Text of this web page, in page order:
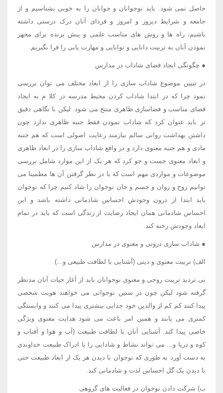
حاصل نمی شود. باید نوجوانان و جوانان را به خوبی بشناسیم و از
جامعه و شرایط دیروز و امروز و فردای آنان درک درستی داشته
باشیم، راه ها و روش های مناسب علمی و پیش برنده برای مجهز
نمودن آنان به تربیت دانایی و توانایی و مهارت یابی را فرا بگیریم.
● چگونگی ایجاد فضای شاداب در مدارس
در تبیین موضوع شاداب سازی را از ابعاد مختلف می توان بررسی
نمود چرا که در ابتدا شاداب کردن محیط مدرسه در کلا م به ایجاد
فضای مناسب و فضاسازی ظاهری منتج می شود. لیکن با نگاهی دقیق
تر باید عنوان کرد که شاداب نمودن فقط جنبه ظاهری ندارد چون
داشتن بهداشت روانی سالم نیازمند رعایت اصولی است که هم جنبه
مادی و هم جنبه معنوی دارد و در واقع شاداب سازی را در ابعاد ظاهری
و ابعاد معنوی جست و جو کرد که هر یک از این موارد شامل بررسی
موضوعات و مواردی مهم است که با در نظر گرفتن آن ها مطمینا می
توانیم روح و روان و جسم و جان نوجوان را شاد کنیم چرا که نوجوان
باید ابتدا از درون وجودش احساس شادمانی داشته باشد و این
احساس شادمانی همان ایجاد رضایت از زندگی است که باید در تمام
ابعاد وجودش رخنه کند.
● شاداب سازی درونی و معنوی در مدارس
الف) تربیت معنوی و دینی (آشنایی با لطافت طبیعی و...)
بی تردید تربیت روحی و معنوی نوجوانان باید از آغاز حیات آنان مدنظر
گرفته شود لیکن چون در سنین نوجوانی می خواهند هویت شخصی
پیدا کنند کم کم از والدین خود جدایی بیشتری پیدا می کنند و وابستگی
کمتری می یابند و همین امر باعث می شود هدایت معنوی ویژگی
خاصی پیدا کند. آشنایی آنان با لطافت طبیعت (آب و هوا و آفتاب و
کوه و دریا و... می تواند نشاط و شادابی را با ادراک طبیعت خداوندی
به دست آورد به طوری که نوجوان با دیدن هر یک از ابعاد طبیعت حتی
با دیدن یک گل احساس لذت و شادمانی کند.
ب) شرکت دادن نوجوان در فعالیت های گروهی